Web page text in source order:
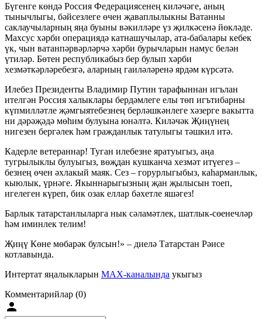
Бүгенге көндә Россия Федерациясенең киләчәге, аның
тынычлыгы, бәйсезлеге өчен җаваплылыкны Ватанны
саклаучыларның яңа буыны вәкилләре үз җилкәсенә йөкләде.
Махсус хәрби операциядә катнашучылар, ата-бабалары кебек
үк, чын ватанпәрвәрләрчә хәрби бурычларын намус белән
үтиләр. Бөтен республикабыз бер булып хәрби
хезмәткәрләребезгә, аларның гаиләләренә ярдәм күрсәтә.
Илебез Президенты Владимир Путин тарафыннан игълан
ителгән Россия халыклары бердәмлеге елы төп игътибарны
күпмилләтле җәмгыятебезнең берләшкәнлеге хәзерге вакытта
ни дәрәҗәдә мөһим булуына юнәлтә. Киләчәк Җиңүнең
нигезен бергәлек һәм гражданлык татулыгы тәшкил итә.
Кадерле ветераннар! Туган илебезне яратуыгыз, аңа
тугрылыклы булуыгыз, вөҗдан кушканча хезмәт итүегез –
безнең өчен әхлакый маяк. Сез – горурлыгыбыз, каһарманлык,
кыюлык, үрнәге. Якыннарыгызның җан җылысын тоеп,
игелеген күреп, бик озак еллар бәхетле яшәгез!
Барлык татарстанлыларга нык сәламәтлек, шатлык-сөенечләр
һәм иминлек телим!
Җиңү Көне мөбарәк булсын!» – диелә Татарстан Рәисе
котлавында.
Интертат яңалыкларын MAX-каналында укыгыз
Комментарийлар (0)